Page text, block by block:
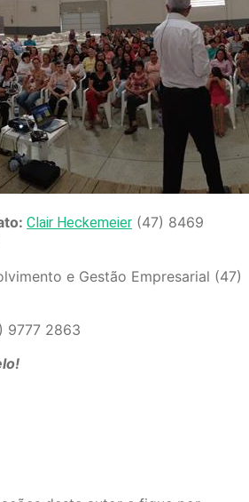
Clair Heckemeier (47) 8469
e Gestão Empresarial (47)
9777 2863